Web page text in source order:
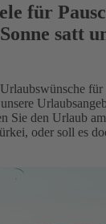
für
satt
für
Sie den Urlaub
oder soll es